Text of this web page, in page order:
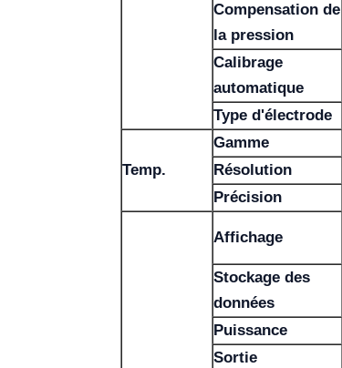
Compensation de
la pression
Calibrage
automatique
Type d'électrode
Temp.
Gamme
Résolution
Précision
Affichage
Stockage des
données
Puissance
Sortie